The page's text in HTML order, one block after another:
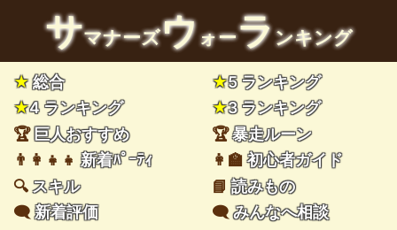
サマナーズウォーランキング
★総合 ★5 ランキング
★4 ランキング ★3 ランキング
🏆巨人おすすめ 🏆暴走ルーン
👨‍👩‍👧‍👧新着ﾊﾟｰﾃｨ 👩‍🏫初心者ガイド
🔍スキル 📘読みもの
🗨️新着評価 🗨️みんなへ相談